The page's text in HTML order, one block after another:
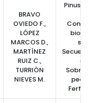
BRAVO
OVIEDO F.,
LÓPEZ
MARCOS D.,
MARTÍNEZ
RUIZ C.,
TURRIÓN
NIEVES M.
Pinus
Secuestro
en el